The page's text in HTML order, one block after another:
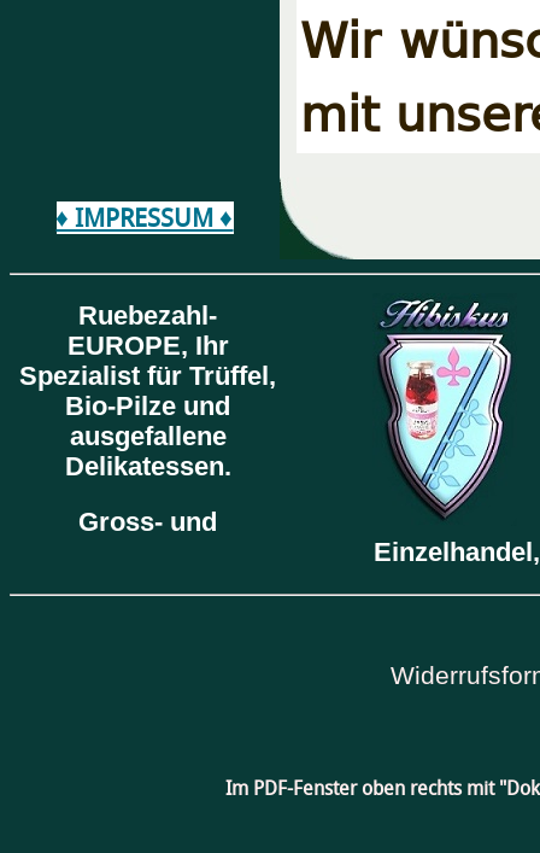
Wir
mit
♦ IMPRESSUM ♦
Ruebezahl-
EUROPE, Ihr
Spezialist für Trüffel,
Bio-Pilze und
ausgefallene
Delikatessen.
Gross- und
Im PDF-Fenster oben rechts mit